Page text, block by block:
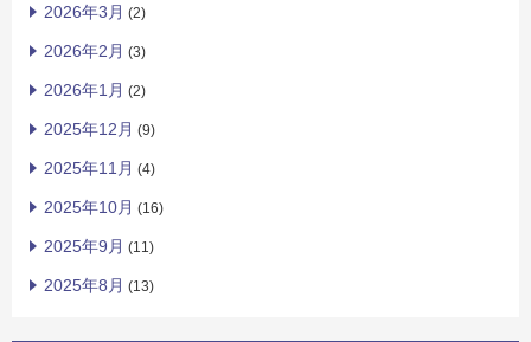
2026年3月 (2)
2026年2月 (3)
2026年1月 (2)
2025年12月 (9)
2025年11月 (4)
2025年10月 (16)
2025年9月 (11)
2025年8月 (13)